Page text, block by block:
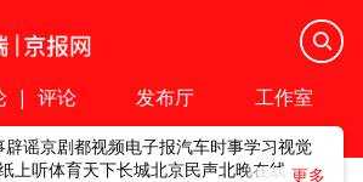
| 评论 发布厅 工作室
辟谣京剧都视频电子报汽车时事学习视觉
上听体育天下长城北京民声北晚在线